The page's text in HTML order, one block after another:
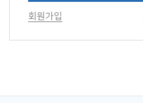
회원가입